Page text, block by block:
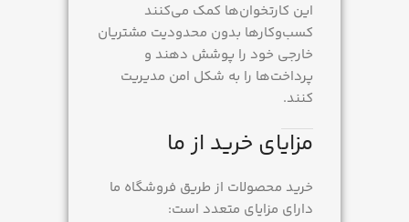
این کارتخوان‌ها کمک می‌کنند
کسب‌وکارها بدون محدودیت مشتریان
خارجی خود را پوشش دهند و
پرداخت‌ها را به شکل امن مدیریت
کنند.
مزایای خرید از ما
خرید محصولات از طریق فروشگاه ما
دارای مزایای متعدد است: